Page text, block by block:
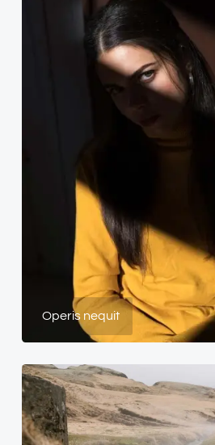
Operis nequit